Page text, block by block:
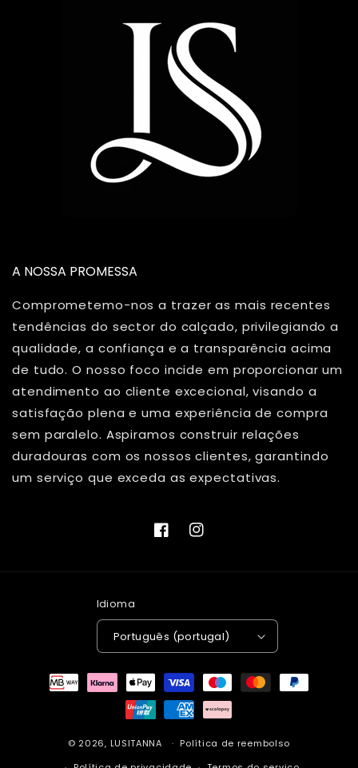
A NOSSA PROMESSA
Comprometemo-nos a trazer as mais recentes
tendências do sector do calçado, privilegiando a
qualidade, a confiança e a transparência acima
de tudo. O nosso foco incide em proporcionar um
atendimento ao cliente excecional, visando a
satisfação plena e uma experiência de compra
sem paralelo. Aspiramos construir relações
duradouras com os nossos clientes, garantindo
um serviço que exceda as expectativas.
FacebookInstagram
Idioma
Português (portugal)
Métodos
© 2026, LUSITANNA
Política de reembolso